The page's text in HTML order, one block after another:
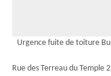
Urgence fuite de toiture
Rue des Terreau du Temple